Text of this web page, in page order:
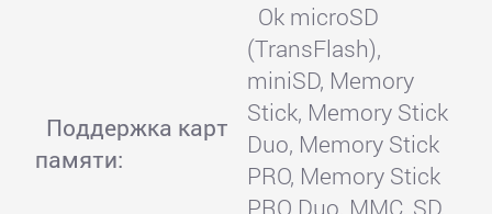
Поддержка карт
памяти:
Ok microSD
(TransFlash),
miniSD, Memory
Stick, Memory Stick
Duo, Memory Stick
PRO, Memory Stick
PRO Duo, MMC, SD,